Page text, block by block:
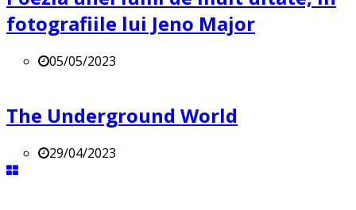
fotografiile lui Jeno Major
05/05/2023
The Underground World
29/04/2023